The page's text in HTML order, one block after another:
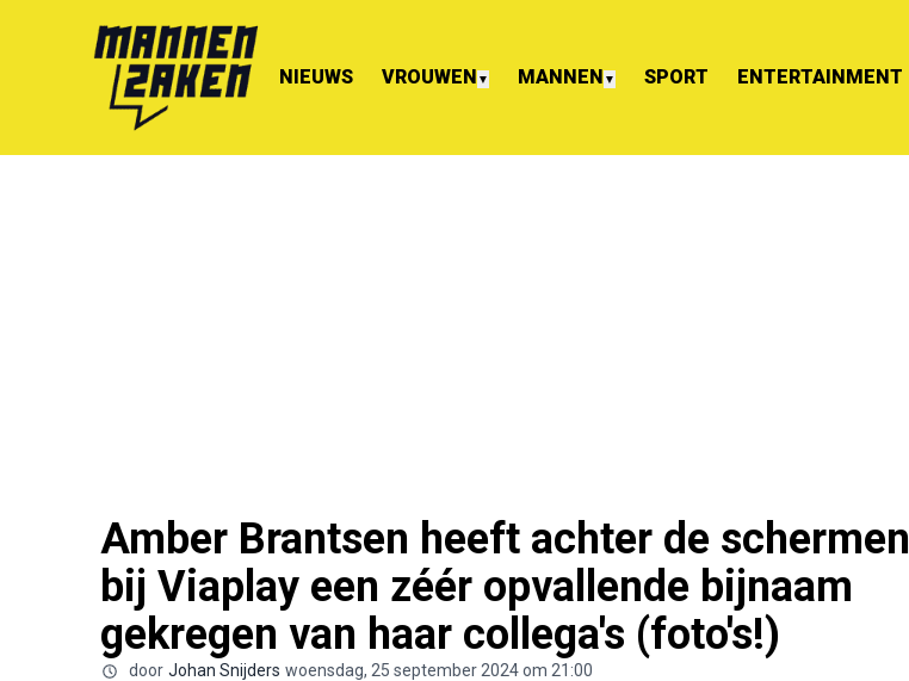
NIEUWS VROUWEN ▼ MANNEN ▼ SPORT ENTERTAINMENT
Amber Brantsen heeft achter de schermen
bij Viaplay een zéér opvallende bijnaam
gekregen van haar collega's (foto's!)
door Johan Snijders woensdag, 25 september 2024 om 21:00